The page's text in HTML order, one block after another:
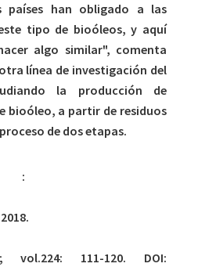
países han obligado a las
tipo de bioóleos, y aquí
algo similar", comenta
línea de investigación del
la producción de
bioóleo, a partir de residuos
de dos etapas.
:
111-120. DOI: